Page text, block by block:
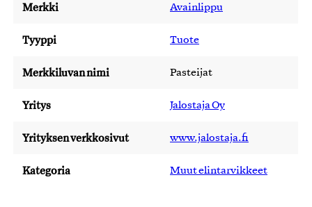
Merkki Avainlippu
Tyyppi Tuote
Merkkiluvan nimi Pasteijat
Yritys Jalostaja Oy
Yrityksen verkkosivut www.jalostaja.fi
Kategoria Muut elintarvikkeet